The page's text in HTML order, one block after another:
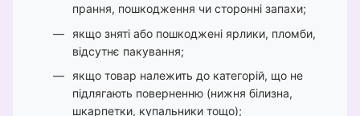
прання, пошкодження чи сторонні запахи;
якщо зняті або пошкоджені ярлики, пломби,
відсутнє пакування;
якщо товар належить до категорій, що не
підлягають поверненню (нижня білизна,
шкарпетки, купальники тощо);